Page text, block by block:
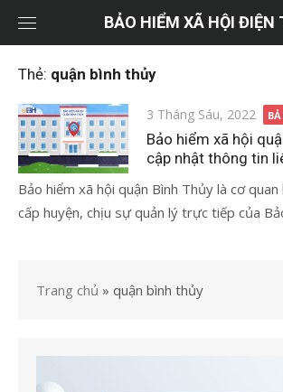
dung
BẢO HIỂM XÃ HỘI ĐIỆN
Thẻ: quận bình thủy
Đăng
vào
3 Tháng Sáu, 2022
Bảo hiểm xã hội
cập nhật thông tin
Bảo hiểm xã hội quận Bình Thủy là cơ
cấp huyện, chịu sự quản lý trực tiếp của
Trang chủ » quận bình thủy